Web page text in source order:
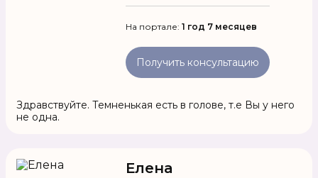
На портале: 1 год 7 месяцев
Получить консультацию
Здравствуйте. Темненькая есть в голове, т.е Вы у него
не одна.
Елена